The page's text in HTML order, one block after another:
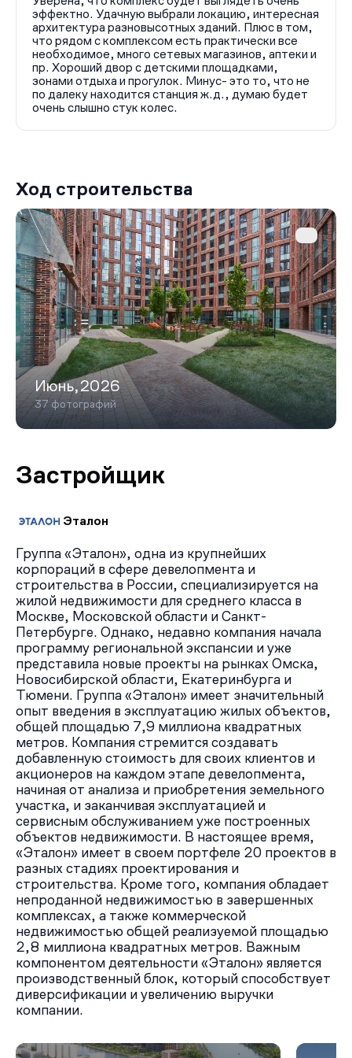
эффектно. Удачную выбрали локацию, интересная
архитектура разновысотных зданий. Плюс в том,
что рядом с комплексом есть практически все
необходимое, много сетевых магазинов, аптеки и
пр. Хороший двор с детскими площадками,
зонами отдыха и прогулок. Минус- это то, что не
по далеку находится станция ж.д., думаю будет
очень слышно стук колес.
Ход строительства
Июнь,2026
37 фотографий
Застройщик
Эталон
Группа «Эталон», одна из крупнейших
корпораций в сфере девелопмента и
строительства в России, специализируется на
жилой недвижимости для среднего класса в
Москве, Московской области и Санкт-
Петербурге. Однако, недавно компания начала
программу региональной экспансии и уже
представила новые проекты на рынках Омска,
Новосибирской области, Екатеринбурга и
Тюмени. Группа «Эталон» имеет значительный
опыт введения в эксплуатацию жилых объектов,
общей площадью 7,9 миллиона квадратных
метров. Компания стремится создавать
добавленную стоимость для своих клиентов и
акционеров на каждом этапе девелопмента,
начиная от анализа и приобретения земельного
участка, и заканчивая эксплуатацией и
сервисным обслуживанием уже построенных
объектов недвижимости. В настоящее время,
«Эталон» имеет в своем портфеле 20 проектов в
разных стадиях проектирования и
строительства. Кроме того, компания обладает
непроданной недвижимостью в завершенных
комплексах, а также коммерческой
недвижимостью общей реализуемой площадью
2,8 миллиона квадратных метров. Важным
компонентом деятельности «Эталон» является
производственный блок, который способствует
диверсификации и увеличению выручки
компании.